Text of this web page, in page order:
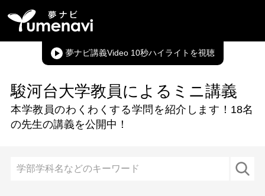
夢ナビ講義Video 10秒ハイライト
駿河台大学教員によるミニ講義
本学教員のわくわくする学問を紹介します！ 18名
の先生の講義を公開中！